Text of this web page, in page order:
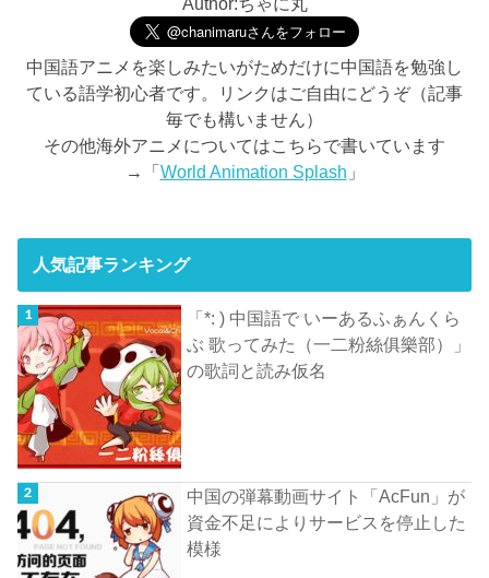
中国語アニメを楽しみたいがためだけに中国語を勉強し
ている語学初心者です。リンクはご自由にどうぞ（記事
毎でも構いません）
その他海外アニメについてはこちらで書いています
→「World Animation Splash 」
人気記事ランキング
「*: ) 中国語で いーあるふぁんくら
ぶ 歌ってみた（一二粉絲俱樂部）」
の歌詞と読み仮名
中国の弾幕動画サイト「AcFun」が
資金不足によりサービスを停止した
模様